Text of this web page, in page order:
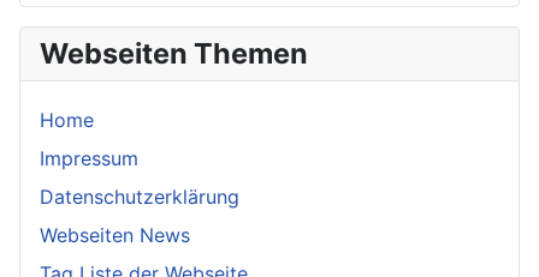
Webseiten Themen
Home
Impressum
Datenschutzerklärung
Webseiten News